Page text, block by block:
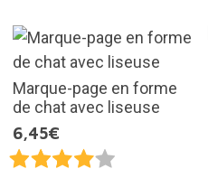
Marque-page en forme
de chat avec liseuse
6,45€